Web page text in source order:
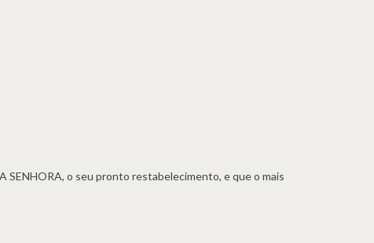
SENHORA, o seu pronto restabelecimento, e que o mais